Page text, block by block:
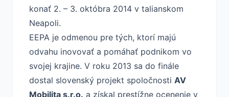
konať 2. – 3. októbra 2014 v talianskom
Neapoli.
EEPA je odmenou pre tých, ktorí majú
odvahu inovovať a pomáhať podnikom vo
svojej krajine. V roku 2013 sa do finále
dostal slovenský projekt spoločnosti AV
Mobilita s.r.o. a získal prestížne ocenenie v